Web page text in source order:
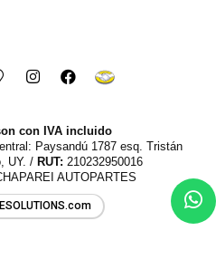
con IVA incluido
Paysandú 1787 esq. Tristán
UY. / RUT: 210232950016
AUTOPARTES